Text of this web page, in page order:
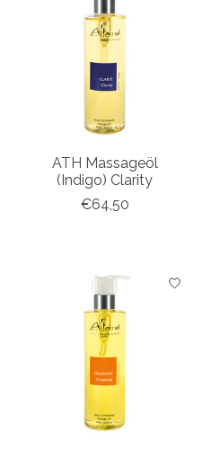
ATH Massageöl
(Indigo) Clarity
€64,50